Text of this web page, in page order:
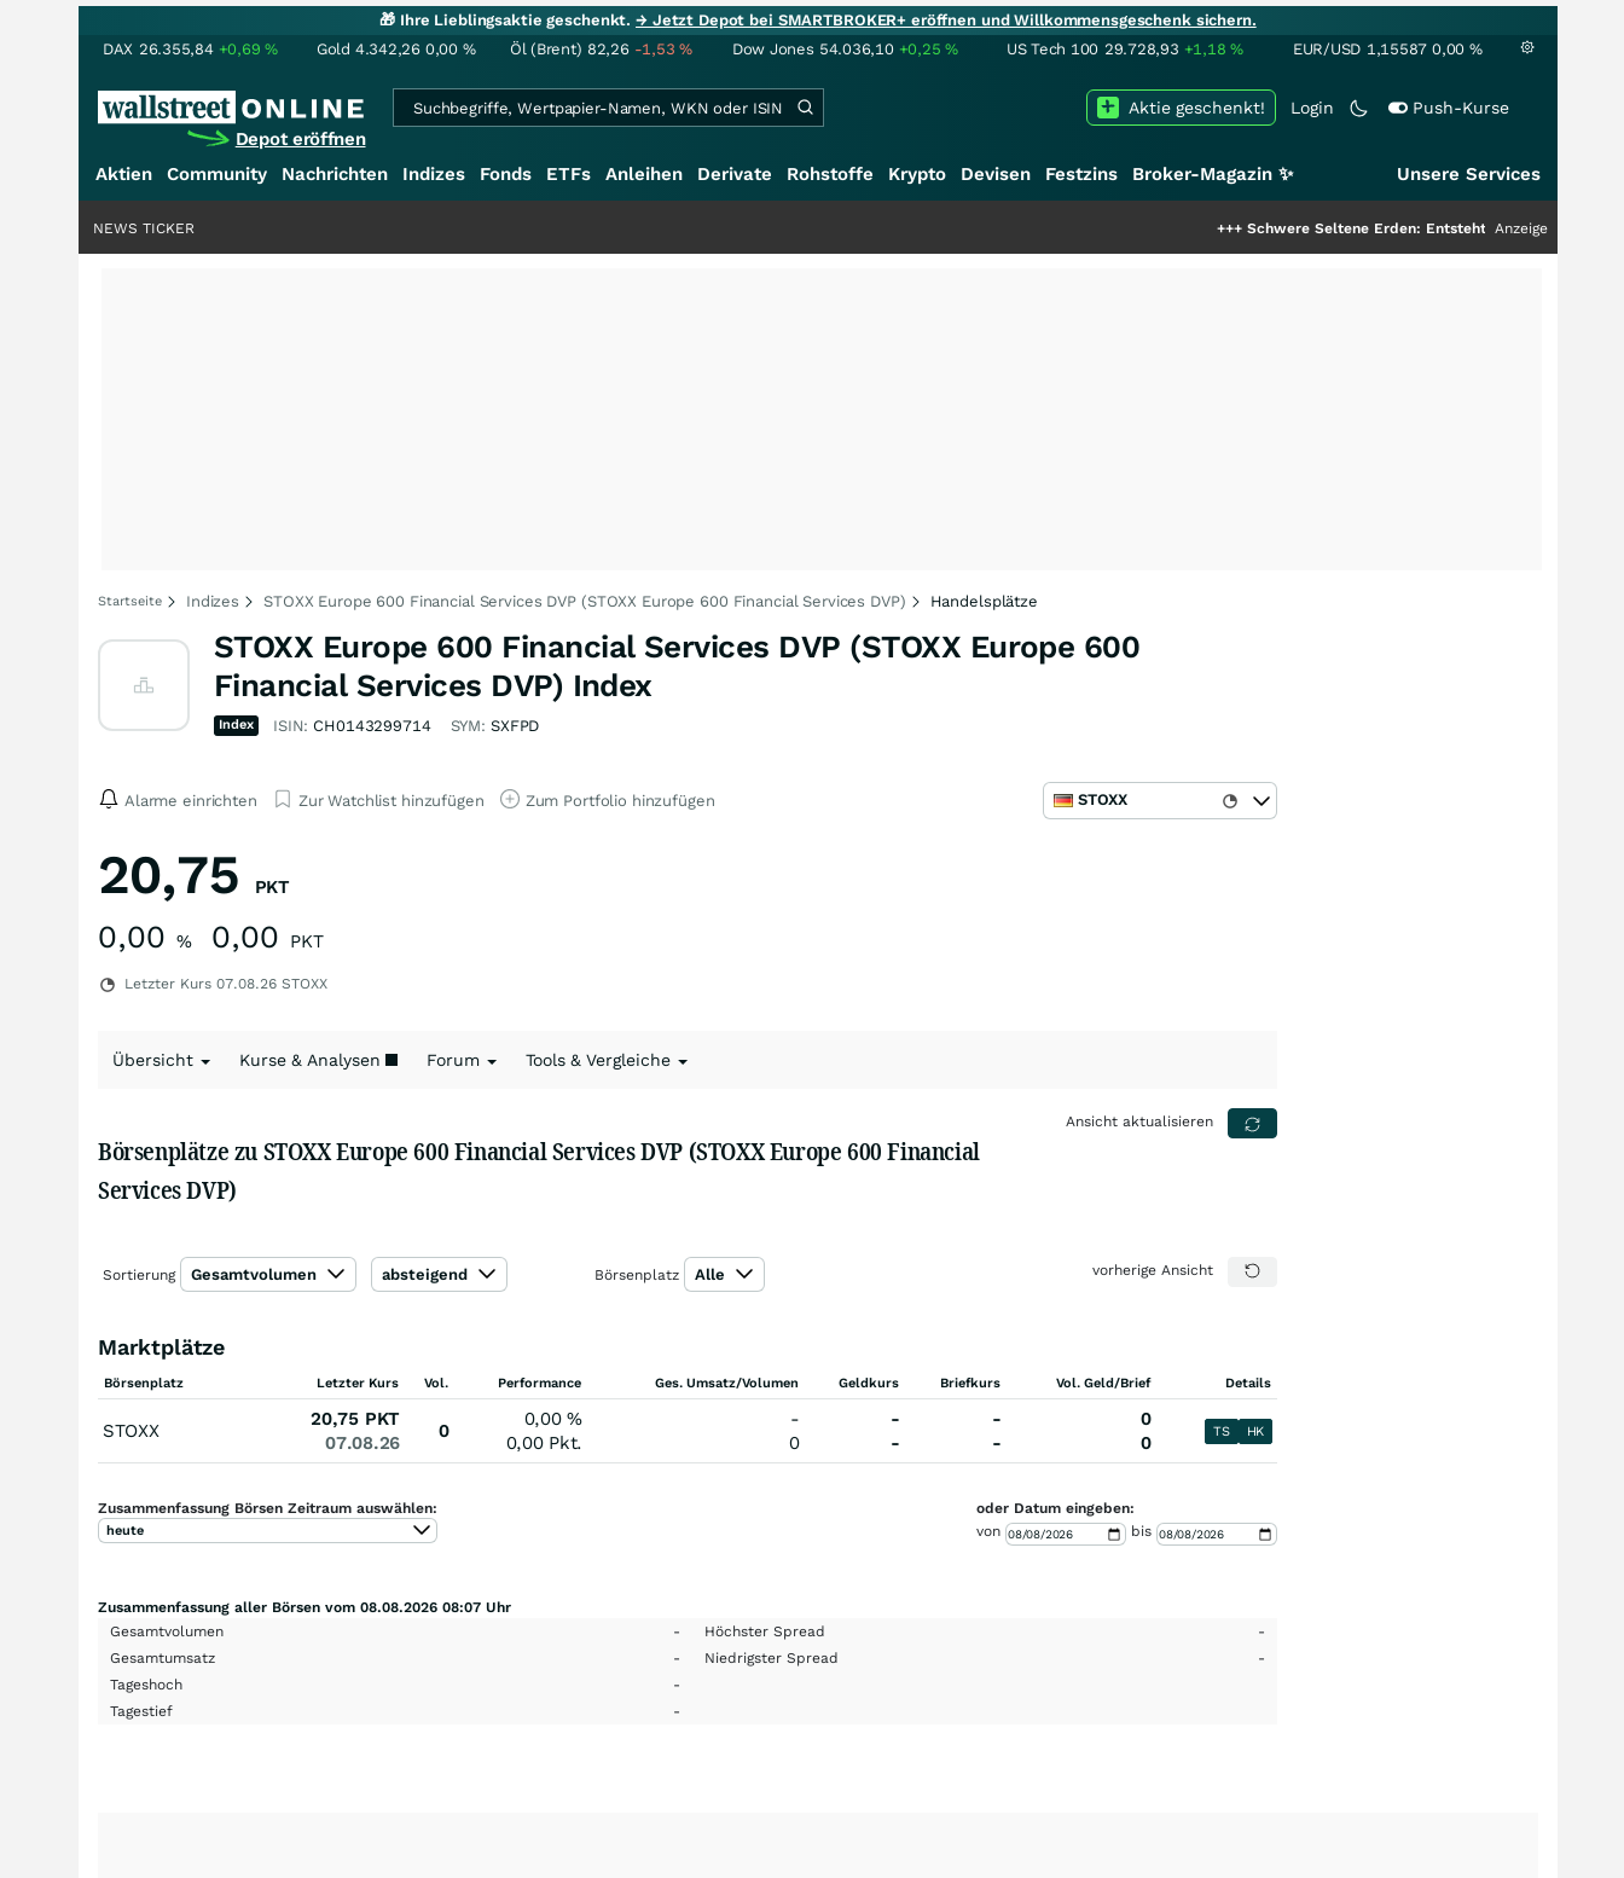
🎁 Ihre Lieblingsaktie geschenkt.→ Jetzt Depot bei SMARTBROKER+ eröffnen und Willkommensgeschenk sichern.
DAX 26.355,84 +0,69% Gold 4.342,26 0,00 % Öl (Brent) 82,26 -1,53% Dow Jones 54.036,10 +0,25% US Tech 100 29.728,93 +1,18% EUR/USD 1,15587 0,00 %
Depot eröffnen
Login Push-Kurse
Aktie geschenkt!
Aktien Community Nachrichten Indizes Fonds ETFs Anleihen Derivate Rohstoffe Krypto Devisen Festzins Broker-Magazin ✨ Unsere Services
Schwere Seltene Erden: Entsteht hier die nächste
Anzeige
NEWS TICKER
Startseite Indizes STOXX Europe 600 Financial Services DVP (STOXX Europe 600 Financial Services DVP) Handelsplätze
STOXX Europe 600 Financial Services DVP (STOXX Europe 600
Financial Services DVP) Index
Index ISIN: CH0143299714 SYM: SXFPD
Alarme einrichten Zur Watchlist hinzufügen Zum Portfolio hinzufügen STOXX
20,75 PKT
0,00 % 0,00 PKT
Letzter Kurs 07.08.26 STOXX
Übersicht Kurse & Analysen Forum Tools & Vergleiche
Börsenplätze zu STOXX Europe 600 Financial Services DVP (STOXX Europe 600 Financial
Services DVP)
Ansicht aktualisieren
Sortierung Gesamtvolumen absteigend Börsenplatz Alle vorherige Ansicht
Marktplätze
Börsenplatz Letzter Kurs Vol. Performance Ges. Umsatz/Volumen Geldkurs Briefkurs Vol. Geld/Brief Details
STOXX
20,75 PKT
07.08.26
0
0,00%
0,00 Pkt.
-
0
-
-
-
-
0
0
TS HK
Zusammenfassung Börsen Zeitraum auswählen:
heute
oder Datum eingeben:
von
bis
Zusammenfassung aller Börsen vom 08.08.2026 08:07 Uhr
Gesamtvolumen
- Höchster Spread
-
Gesamtumsatz
- Niedrigster Spread
-
Tageshoch
-
Tagestief
-